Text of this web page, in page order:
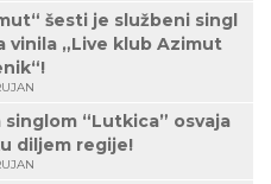
šesti je službeni singl
vinila „Live klub Azimut
“Lutkica” osvaja
diljem regije!